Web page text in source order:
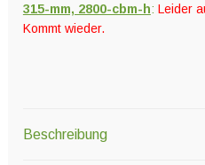
315-mm, 2800-cbm-h: Leider
Kommt wieder.
Beschreibung